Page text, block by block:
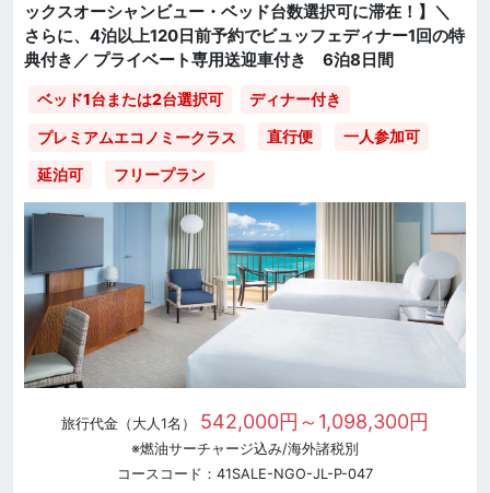
ックスオーシャンビュー・ベッド台数選択可に滞在！】＼
さらに、4泊以上120日前予約でビュッフェディナー1回の特
典付き／ プライベート専用送迎車付き 6泊8日間
ベッド1台または2台選択可 ディナー付き
プレミアムエコノミークラス 直行便 一人参加可
延泊可 フリープラン
旅行代金（大人1名） 542,000円～1,098,300円
※燃油サーチャージ込み/海外諸税別
コースコード：41SALE-NGO-JL-P-047